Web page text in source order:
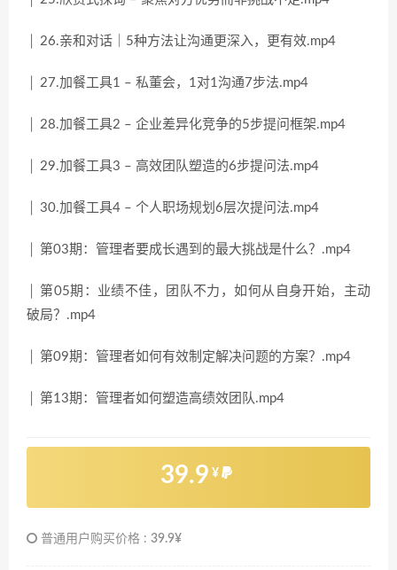
│ 26.亲和对话｜5种方法让沟通更深入，更有效.mp4
│ 27.加餐工具1 – 私董会，1对1沟通7步法.mp4
│ 28.加餐工具2 – 企业差异化竞争的5步提问框架.mp4
│ 29.加餐工具3 – 高效团队塑造的6步提问法.mp4
│ 30.加餐工具4 – 个人职场规划6层次提问法.mp4
│ 第03期：管理者要成长遇到的最大挑战是什么？.mp4
│ 第05期：业绩不佳，团队不力，如何从自身开始，主动
破局？.mp4
│ 第09期：管理者如何有效制定解决问题的方案？.mp4
│ 第13期：管理者如何塑造高绩效团队.mp4
39.9 ¥
普通用户购买价格 : 39.9¥